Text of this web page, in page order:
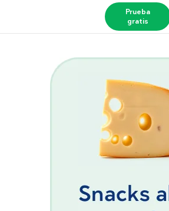
Prueba
gratis